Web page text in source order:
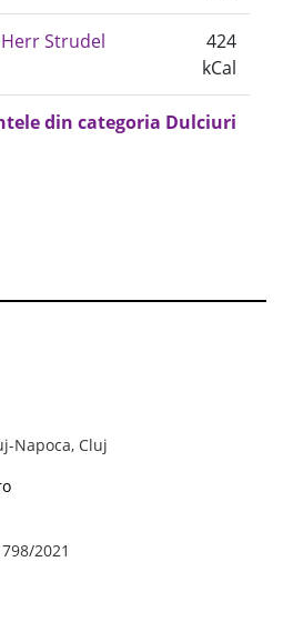
Strudel
424
kCal
din categoria Dulciuri
Napoca, Cluj
2021